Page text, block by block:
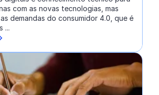
com as novas tecnologias, mas
demandas do consumidor 4.0, que é
...